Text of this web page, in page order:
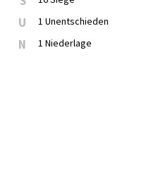
U 1 Unentschieden
N 1 Niederlage